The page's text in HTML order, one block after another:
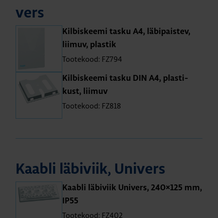
vers
Kil­biskeemi tasku A4, läbi­pais­tev,
lii­muv, plas­tik
Tootekood: FZ794
Kil­biskeemi tasku DIN A4, plas­ti­
kust, lii­muv
Tootekood: FZ818
Kaabli läbi­viik, Uni­vers
Kaabli läbi­viik Uni­vers, 240×125 mm,
IP55
Tootekood: FZ402